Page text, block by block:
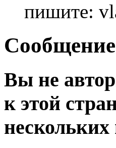
пишите:
Вы не
к этой